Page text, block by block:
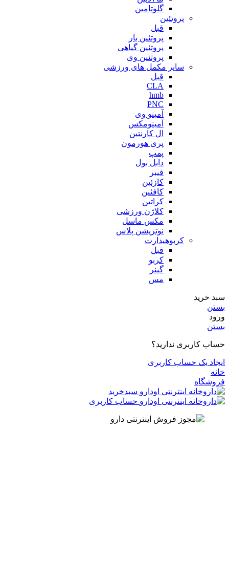
گلوتامین
پروتئین
قبل
پروتئین بار
پروتئین گیاهی
پروتئین وی
سایر مکمل های ورزشی
قبل
CLA
hmb
PNC
آمینو وی
آمینومکس
ال کارنتین
پری هورمون
پمپ
دابل بول
فیبر
کازئین
کافئین
کراتین
کلاژن ورزشی
مکس ماسل
نوتریشن پلاس
کربوهیدارت
قبل
کربو
گینر
مس
سبد خرید
بستن
ورود
بستن
حساب کاربری ندارید؟
ایجاد یک حساب کاربری
خانه
فروشگاه
سبدخرید
حساب کاربری